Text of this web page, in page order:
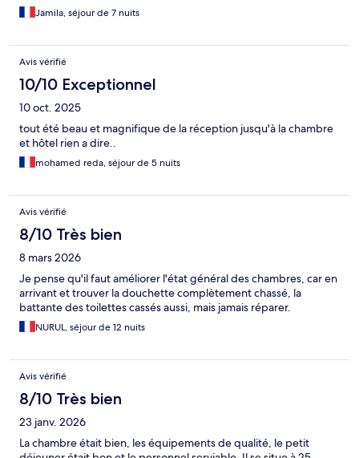
Jamila, séjour de 7 nuits
Avis vérifié
10/10 Exceptionnel
10 oct. 2025
tout été beau et magnifique de la réception jusqu'à la chambre
et hôtel rien a dire..
mohamed reda, séjour de 5 nuits
Avis vérifié
8/10 Très bien
8 mars 2026
Je pense qu'il faut améliorer l'état général des chambres, car en
arrivant et trouver la douchette complètement chassé, la
battante des toilettes cassés aussi, mais jamais réparer.
NURUL, séjour de 12 nuits
Avis vérifié
8/10 Très bien
23 janv. 2026
La chambre était bien, les équipements de qualité, le petit